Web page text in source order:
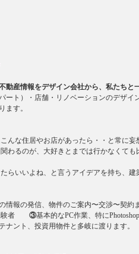
動産情報をデザイン会社から、 私たちと
ート）・店舗・リノベーションのデザイ
ます。
んな住居やお店があったら・・と常に妄
わるのが、大好きとまでは行かなくて
らいいよね、と言うアイデアを持ち、建
情報の発信、物件のご案内〜交渉〜契約
験者 ③基本的なPC作業、特に
ント、投資用物件と多岐に渡ります。